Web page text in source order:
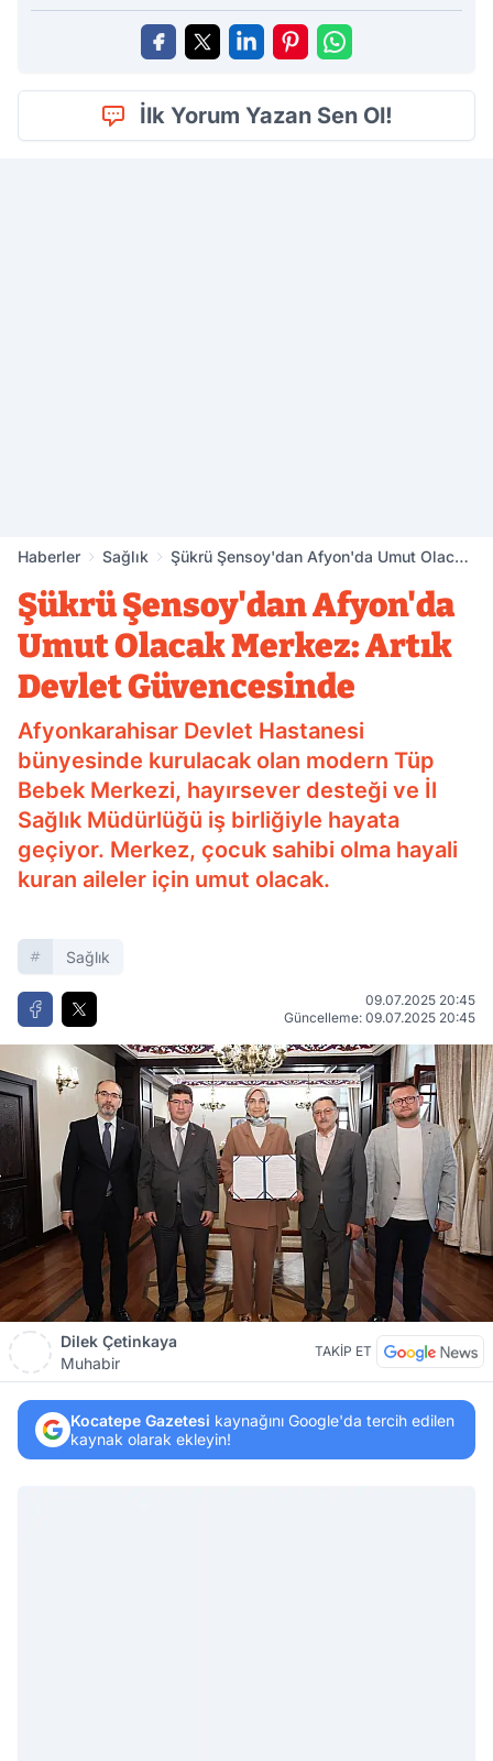
İlk Yorum Yazan Sen Ol!
Haberler Sağlık
Şükrü Şensoy'dan Afyon'da Umut Olacak
Şükrü Şensoy'dan Afyon'da
Umut Olacak Merkez: Artık
Devlet Güvencesinde
Afyonkarahisar Devlet Hastanesi
bünyesinde kurulacak olan modern Tüp
Bebek Merkezi, hayırsever desteği ve İl
Sağlık Müdürlüğü iş birliğiyle hayata
geçiyor. Merkez, çocuk sahibi olma hayali
kuran aileler için umut olacak.
Sağlık
09.07.2025 20:45
Güncelleme: 09.07.2025 20:45
Dilek Çetinkaya
Muhabir
TAKİP ET
Kocatepe Gazetesi kaynağını Google'da tercih edilen
kaynak olarak ekleyin!